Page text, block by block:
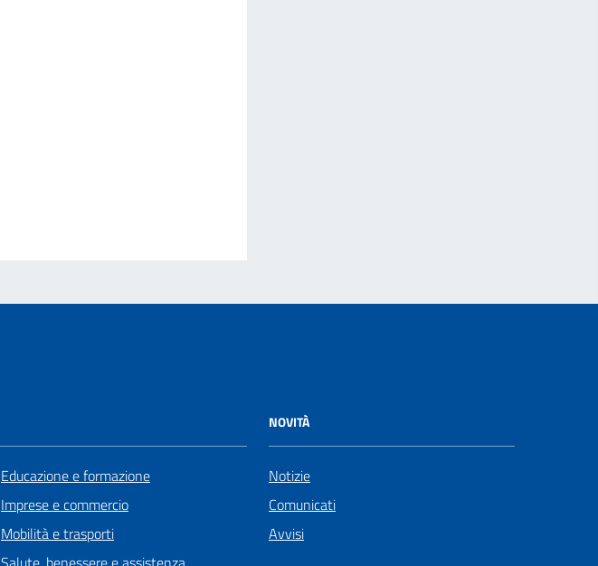
Educazione e formazione
Imprese e commercio
Mobilità e trasporti
NOVITÀ
Notizie
Comunicati
Avvisi